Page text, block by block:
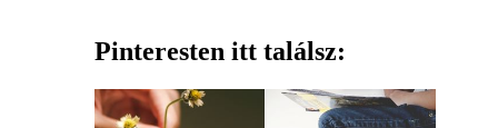
Pinteresten itt találsz: